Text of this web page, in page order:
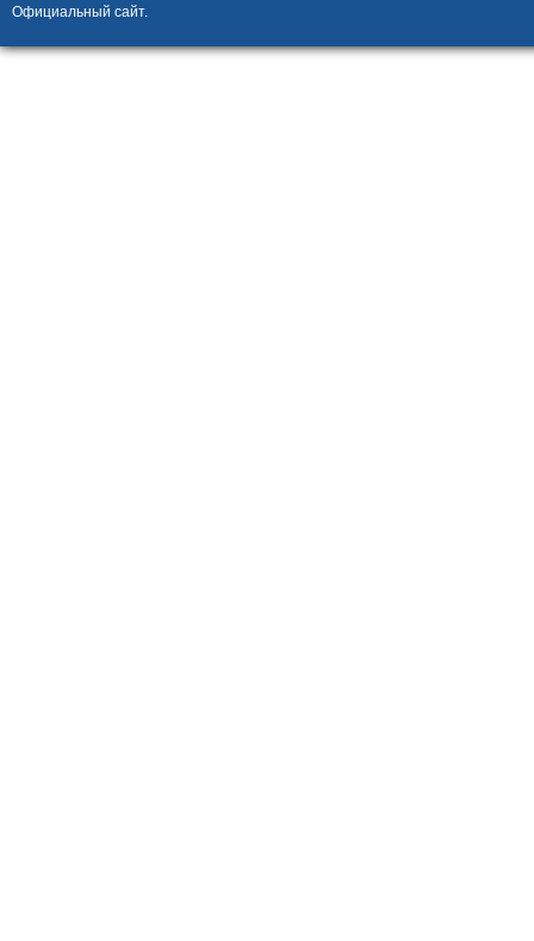
Официальный сайт.